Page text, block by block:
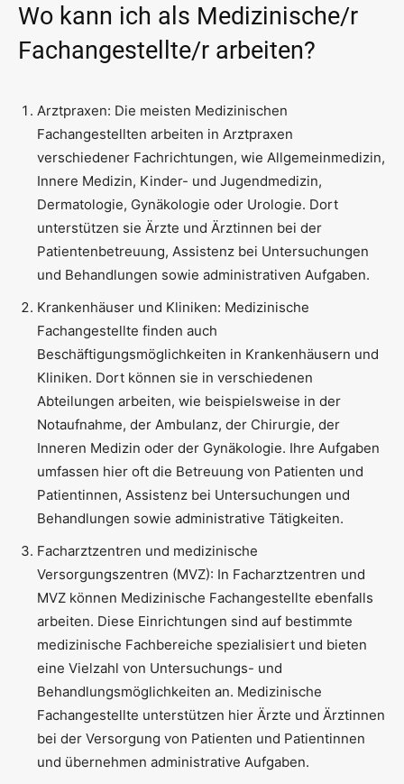
Wo kann ich als Medizinische/r
Fachangestellte/r arbeiten?
Arztpraxen: Die meisten Medizinischen
Fachangestellten arbeiten in Arztpraxen
verschiedener Fachrichtungen, wie Allgemeinmedizin,
Innere Medizin, Kinder- und Jugendmedizin,
Dermatologie, Gynäkologie oder Urologie. Dort
unterstützen sie Ärzte und Ärztinnen bei der
Patientenbetreuung, Assistenz bei Untersuchungen
und Behandlungen sowie administrativen Aufgaben.
Krankenhäuser und Kliniken: Medizinische
Fachangestellte finden auch
Beschäftigungsmöglichkeiten in Krankenhäusern und
Kliniken. Dort können sie in verschiedenen
Abteilungen arbeiten, wie beispielsweise in der
Notaufnahme, der Ambulanz, der Chirurgie, der
Inneren Medizin oder der Gynäkologie. Ihre Aufgaben
umfassen hier oft die Betreuung von Patienten und
Patientinnen, Assistenz bei Untersuchungen und
Behandlungen sowie administrative Tätigkeiten.
Facharztzentren und medizinische
Versorgungszentren (MVZ): In Facharztzentren und
MVZ können Medizinische Fachangestellte ebenfalls
arbeiten. Diese Einrichtungen sind auf bestimmte
medizinische Fachbereiche spezialisiert und bieten
eine Vielzahl von Untersuchungs- und
Behandlungsmöglichkeiten an. Medizinische
Fachangestellte unterstützen hier Ärzte und Ärztinnen
bei der Versorgung von Patienten und Patientinnen
und übernehmen administrative Aufgaben.